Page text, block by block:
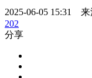
2025-06-05 15:31
202
分享